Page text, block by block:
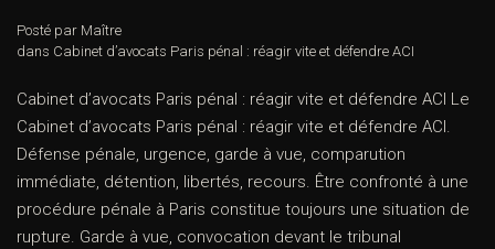
Posté par Maître
dans Cabinet d’avocats Paris pénal : réagir vite et défendre ACI
Cabinet d’avocats Paris pénal : réagir vite et défendre ACI Le
Cabinet d’avocats Paris pénal : réagir vite et défendre ACI.
Défense pénale, urgence, garde à vue, comparution
immédiate, détention, libertés, recours. Être confronté à une
procédure pénale à Paris constitue toujours une situation de
rupture. Garde à vue, convocation devant le tribunal